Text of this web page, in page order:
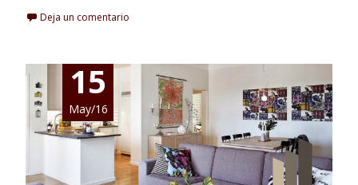
Deja un comentario
15
May/16